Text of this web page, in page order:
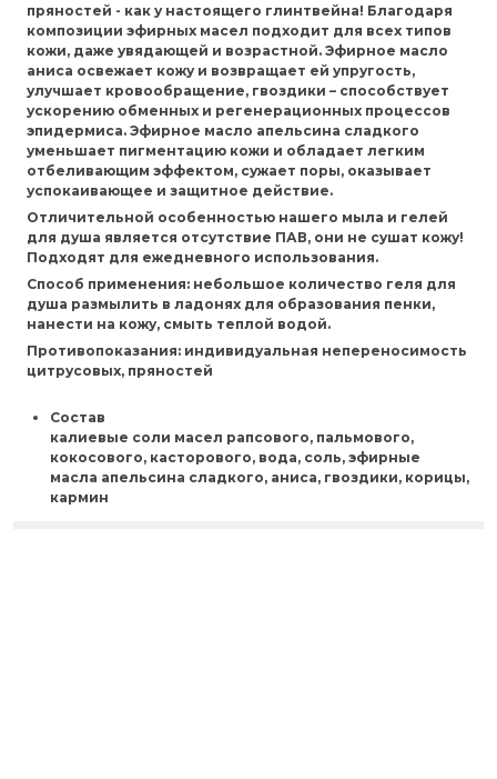
пряностей - как у настоящего глинтвейна! Благодаря
композиции эфирных масел подходит для всех типов
кожи, даже увядающей и возрастной. Эфирное масло
аниса освежает кожу и возвращает ей упругость,
улучшает кровообращение, гвоздики – способствует
ускорению обменных и регенерационных процессов
эпидермиса. Эфирное масло апельсина сладкого
уменьшает пигментацию кожи и обладает легким
отбеливающим эффектом, сужает поры, оказывает
успокаивающее и защитное действие.
Отличительной особенностью нашего мыла и гелей
для душа является отсутствие ПАВ, они не сушат кожу!
Подходят для ежедневного использования.
Способ применения: небольшое количество геля для
душа размылить в ладонях для образования пенки,
нанести на кожу, смыть теплой водой.
Противопоказания: индивидуальная непереносимость
цитрусовых, пряностей
Состав
калиевые соли масел рапсового, пальмового,
кокосового, касторового, вода, соль, эфирные
масла апельсина сладкого, аниса, гвоздики, корицы,
кармин